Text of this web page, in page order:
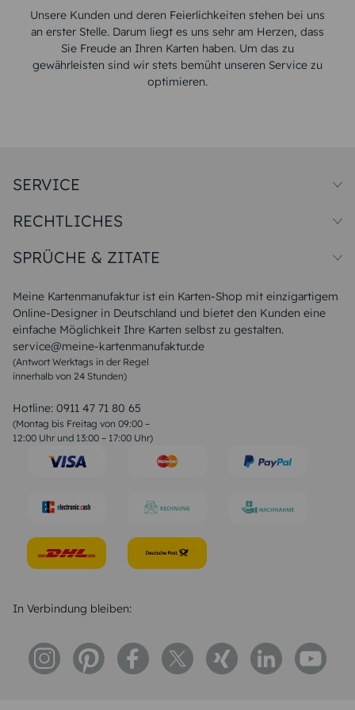
Unsere Kunden und deren Feierlichkeiten stehen bei uns
an erster Stelle. Darum liegt es uns sehr am Herzen, dass
Sie Freude an Ihren Karten haben. Um das zu
gewährleisten sind wir stets bemüht unseren Service zu
optimieren.
Meine Kartenmanufaktur ist ein Karten-Shop mit einzigartigem
Online-Designer in Deutschland und bietet den Kunden eine
einfache Möglichkeit Ihre Karten selbst zu gestalten.
service@meine-kartenmanufaktur.de
(Antwort Werktags in der Regel
innerhalb von 24 Stunden)
Hotline: 0911 47 71 80 65
(Montag bis Freitag von 09:00 –
12:00 Uhr und 13:00 – 17:00 Uhr)
SERVICE
Papiersorten
Unsere Produktion
Magazin
FAQ
RECHTLICHES
Widerrufsbelehrung
SPRÜCHE & ZITATE
Liebeskummer Sprüche
Sommer Sprüche
Muttertagssprüche
Sprüche zur Hochzeit
Sprüche zur Konfirmation & Kommunion
Weihnachtsgedichte
Liebessprüche
Geburtstagssprüche
Trauersprüche
Konfirmation Glückwünsche
In Verbindung bleiben: